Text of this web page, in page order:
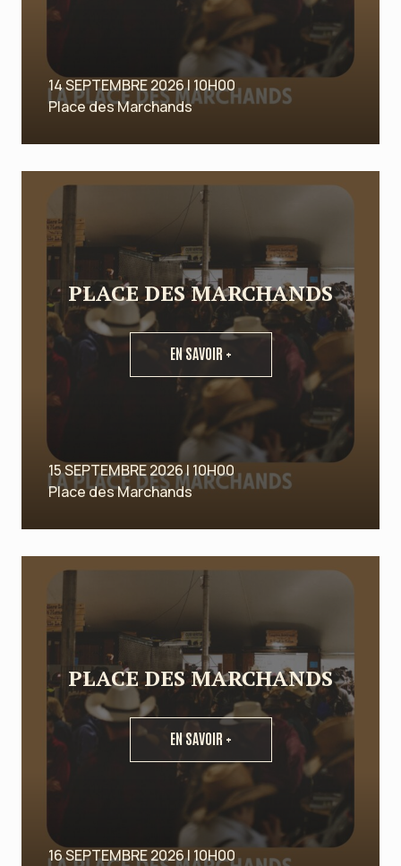
14 SEPTEMBRE 2026 | 10H00
Place des Marchands
PLACE DES MARCHANDS
EN SAVOIR +
15 SEPTEMBRE 2026 | 10H00
Place des Marchands
PLACE DES MARCHANDS
EN SAVOIR +
16 SEPTEMBRE 2026 | 10H00